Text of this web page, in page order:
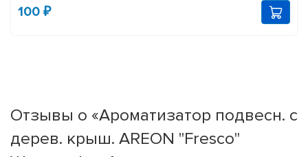
100 ₽
Отзывы о «Ароматизатор подвесн. с
дерев. крыш. AREON "Fresco"